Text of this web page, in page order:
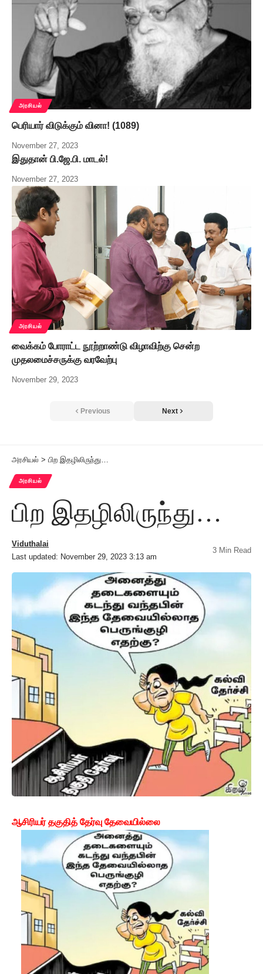
அரசியல்
பெரியார் விடுக்கும் வினா! (1089)
November 27, 2023
இதுதான் பி.ஜே.பி. மாடல்!
November 27, 2023
அரசியல்
வைக்கம் போராட்ட நூற்றாண்டு விழாவிற்கு சென்ற
முதலமைச்சருக்கு வரவேற்பு
November 29, 2023
Previous Next
அரசியல் > பிற இதழிலிருந்து…
அரசியல்
பிற இதழிலிருந்து…
Last updated: November 29, 2023 3:13 am
Viduthalai
3 Min Read
ஆசிரியர் தகுதித் தேர்வு தேவையில்லை